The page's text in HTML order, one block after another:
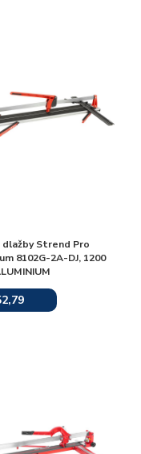
dlažby Strend Pro
8102G-2A-DJ, 1200